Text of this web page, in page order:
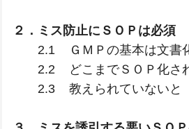
２．ミス防止にＳＯＰは必須
2.1 ＧＭＰの基本は文書
2.2 どこまでＳＯＰ化さ
2.3 教えられていないと（